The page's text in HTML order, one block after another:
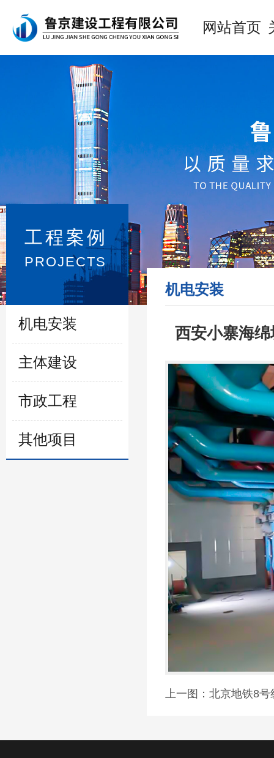
网站首页
工程案例
PROJECTS
机电安装
主体建设
市政工程
其他项目
机电安装
西安小寨海
上一图： 北京地铁8号